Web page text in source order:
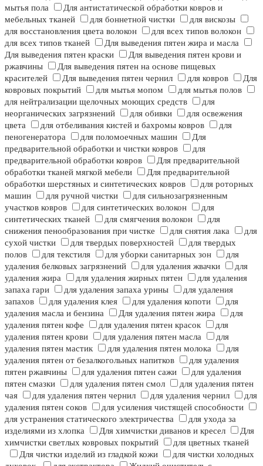
мытья пола
Для антистатической обработки ковров и
мебельных тканей
для боннетной чистки
для вискозы
для восстановления цвета волокон
для всех типов волокон
для всех типов тканей
Для выведения пятен жира и масла
Для выведения пятен краски
Для выведения пятен крови и
ржавчины
Для выведения пятен на основе пищевых
красителей
Для выведения пятен чернил для ковров
Для
ковровых покрытий
для мытья мопом
для мытья полов
для нейтрализации щелочных моющих средств
для
неорганических загрязнений
для обивки
для освежения
цвета
для отбеливания кистей и бахромы ковров
для
пеногенератора
для поломоечных машин
Для
предварительной обработки и чистки ковров
для
предварительной обработки ковров
Для предварительной
обработки тканей мягкой мебели
Для предварительной
обработки шерстяных и синтетических ковров
для роторных
машин
для ручной чистки
для сильнозагрязненным
участков ковров
для синтетических волокон
для
синтетических тканей
для смягчения волокон
для
снижения пенообразования при чистке
для снятия лака
для
сухой чистки
для твердых поверхностей
для твердых
полов
для текстиля для уборки санитарных зон
для
удаления белковых загрязнений
для удаления жвачки
для
удаления жира
для удаления жирных пятен
для удаления
запаха гари
для удаления запаха урины
для удаления
запахов
для удаления клея для удаления копоти
для
удаления масла и бензина
Для удаления пятен жира
для
удаления пятен кофе
для удаления пятен красок
для
удаления пятен крови
для удаления пятен масла
для
удаления пятен мастик
для удаления пятен молока
для
удаления пятен от безалкогольных напитков
для удаления
пятен ржавчины
для удаления пятен сажи
для удаления
пятен смазки
для удаления пятен смол
для удаления пятен
чая
для удаления пятен чернил для удаления чернил
для
удаления пятен соков
для усиления чистящей способности
для устранения статического электричества
для ухода за
изделиями из хлопка
Для химчистки диванов и кресел
Для
химчистки светлых ковровых покрытий
для цветных тканей
Для чистки изделий из гладкой кожи
для чистки холодных